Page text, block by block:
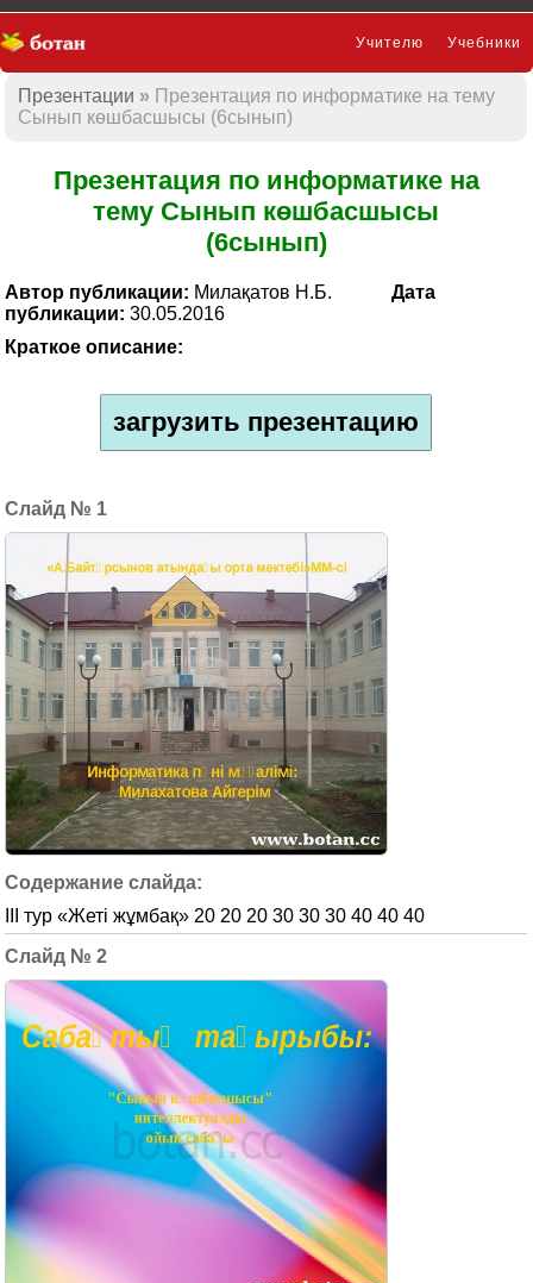
Учебники
Учителю
Презентации
Презентации
Презентация по информатике на тему
Сынып көшбасшысы (6сынып)
Презентация по информатике на
тему Сынып көшбасшысы
(6сынып)
Автор публикации: Милақатов Н.Б.
Дата
публикации: 30.05.2016
Краткое описание:
загрузить презентацию
1
ІІІ тур «Жеті жұмбақ» 20 20 20 30 30 30 40 40 40
2